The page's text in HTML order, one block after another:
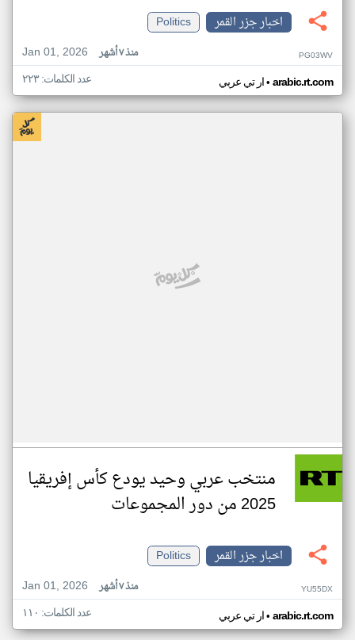
اخبار جزر القمر
Politics
Jan 01, 2026
منذ ٧ أشهر PG03WV
ار تي عربي• arabic.rt.com عدد الكلمات: ٢٢٣
منتخب عربي وحيد يودع كأس إفريقيا
2025 من دور المجموعات
اخبار جزر القمر
Politics
Jan 01, 2026
منذ ٧ أشهر YU55DX
ار تي عربي• arabic.rt.com عدد الكلمات: ١١٠